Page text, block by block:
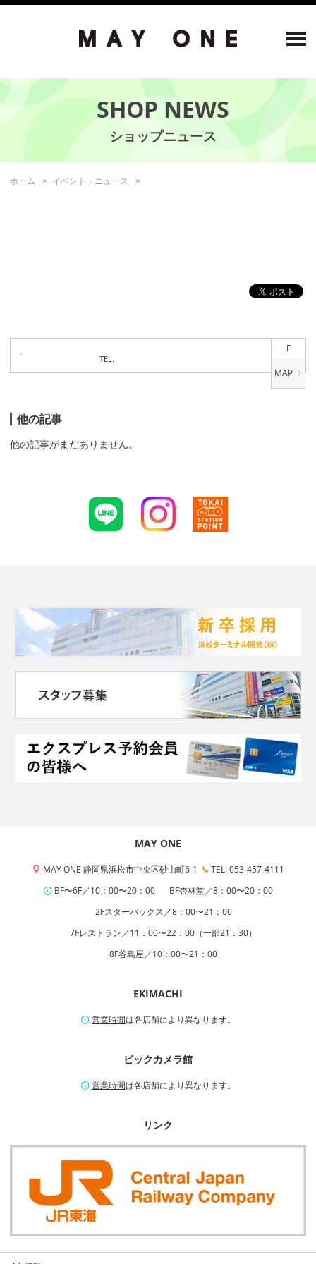
SHOP NEWS
ホーム イベント・ニュース
F
TEL.
他の記事
他の記事がまだありません。
MAY ONE
MAY ONE 静岡県浜松市中央区砂山町6-1
TEL. 053-457-4111
BF〜6F／10：00〜20：00
BF杏林堂／8：00〜20：00
2Fスターバックス／8：00〜21：00
7Fレストラン／11：00〜22：00（一部21：30）
8F谷島屋／10：00〜21：00
EKIMACHI
営業時間は各店舗により異なります。
ビックカメラ館
営業時間は各店舗により異なります。
リンク